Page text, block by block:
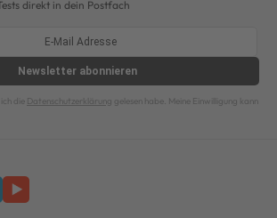
direkt in dein Postfach
Newsletter abonnieren
die Datenschutzerklärung gelesen habe. Meine Einwilligung kann